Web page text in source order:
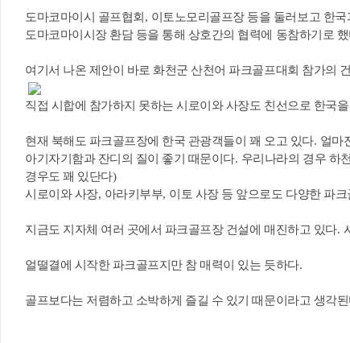
도마코마이시 골프협회 , 이토노모리골프장 등을 둘러보고 한
도마코마이시장 환담 등을 통해 상호간의 협력에 동참하기로
여기서 나온 제안이 바로 화천군 산천어 파크골프대회 참가의 건
직접 시합에 참가하지 못하는 시로이와 사장도 친선으로 한국
현재 북해도 파크골프장에 한국 관광객들이 꽤 오고 있다. 얼마
아기자기함과 잔디의 질이 좋기 때문이다. 우리나라의 경우 하
경우도 꽤 있단다)
시로이와 사장, 아라키부부, 이토 사장 등 앞으로도 다양한 파
지금도 지자체 여러 곳에서 파크골프장 건설에 매진하고 있다.
얼떨결에 시작한 파크골프지만 참 매력이 있는 듯하다.
골프보다는 저렴하고 소박하게 즐길 수 있기 때문이라고 생각